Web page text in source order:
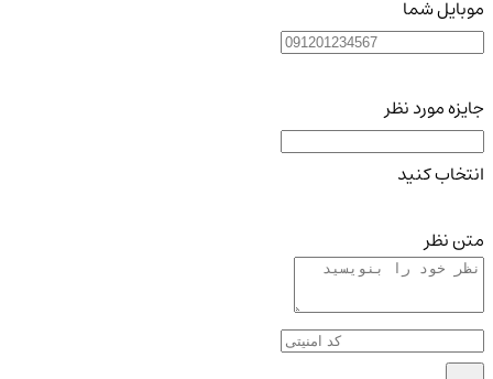
موبایل شما
جایزه مورد نظر
انتخاب کنید
متن نظر